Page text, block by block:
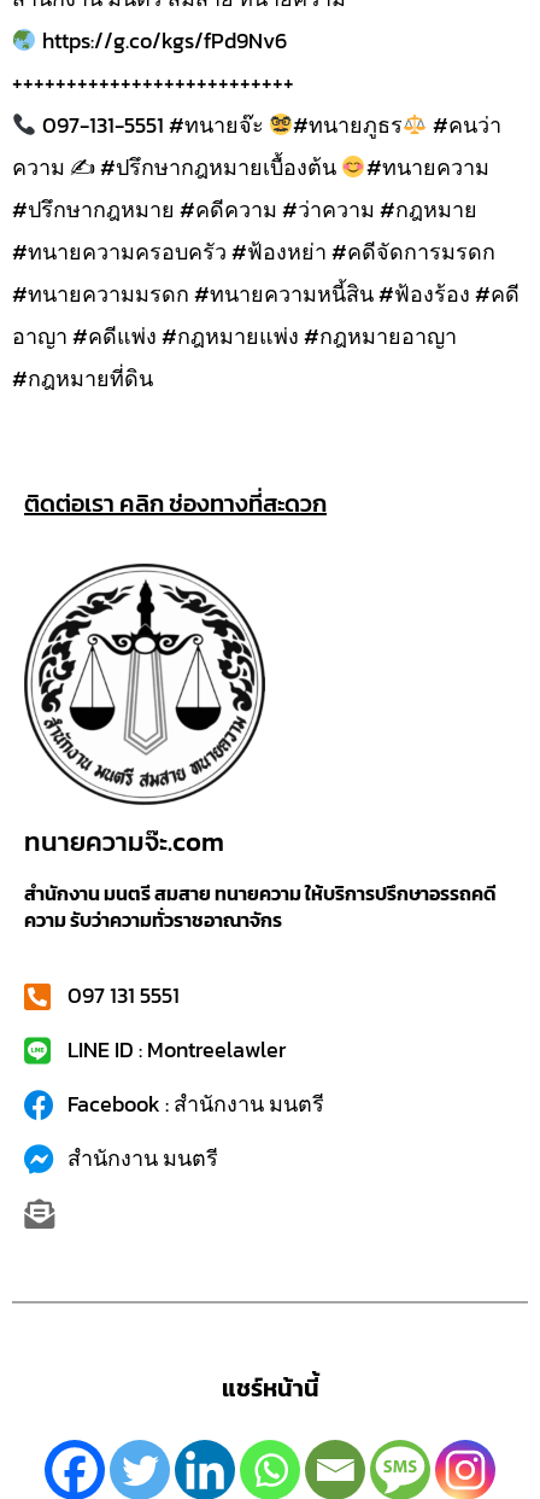
https://g.co/kgs/fPd9Nv6
++++++++++++++++++++++++++
097-131-5551 #ทนายจ๊ะ
#ทนายภูธร
#คนว่า
ความ ✍#ปรึกษากฎหมายเบื้องต้น
#ทนายความ
#ปรึกษากฎหมาย #คดีความ #ว่าความ #กฎหมาย
#ทนายความครอบครัว #ฟ้องหย่า #คดีจัดการมรดก
#ทนายความมรดก #ทนายความหนี้สิน #ฟ้องร้อง #คดี
อาญา #คดีแพ่ง #กฎหมายแพ่ง #กฎหมายอาญา
#กฎหมายที่ดิน
ติดต่อเรา คลิก ช่องทางที่สะดวก
ทนายความจ๊ะ.com
สำนักงาน มนตรี สมสาย ทนายความ ให้บริการปรึกษาอรรถคดี
ความ รับว่าความทั่วราชอาณาจักร
097 131 5551
LINE ID : Montreelawler
Facebook : สำนักงาน มนตรี
สำนักงาน มนตรี
แชร์หน้านี้